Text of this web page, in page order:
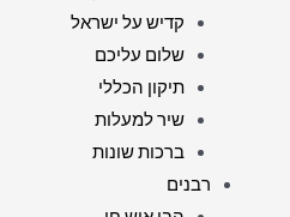
קדיש על ישראל
שלום עליכם
תיקון הכללי
שיר למעלות
ברכות שונות
רבנים